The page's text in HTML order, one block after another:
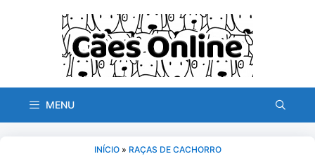
MENU
INÍCIO» RAÇAS DE CACHORRO